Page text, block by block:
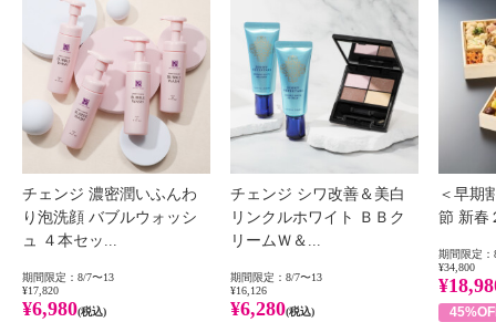
チェンジ 濃密潤いふんわ
り泡洗顔 バブルウォッシ
ュ ４本セッ...
期間限定：8/7〜13
¥17,820
¥6,980(税込)
チェンジ シワ改善＆美白
リンクルホワイト ＢＢク
リームＷ＆...
期間限定：8/7〜13
¥16,126
¥6,280(税込)
＜早期
節 新春
期間限定：
¥34,800